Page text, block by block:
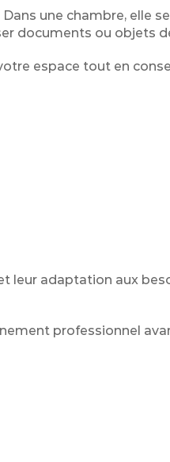
une chambre, elle
documents ou objets
espace tout en
leur adaptation aux
professionnel